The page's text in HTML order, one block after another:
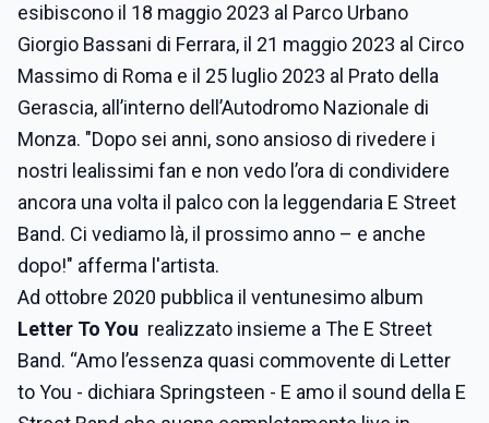
esibiscono il 18 maggio 2023 al Parco Urbano
Giorgio Bassani di Ferrara, il 21 maggio 2023 al Circo
Massimo di Roma e il 25 luglio 2023 al Prato della
Gerascia, all’interno dell’Autodromo Nazionale di
Monza. "Dopo sei anni, sono ansioso di rivedere i
nostri lealissimi fan e non vedo l’ora di condividere
ancora una volta il palco con la leggendaria E Street
Band. Ci vediamo là, il prossimo anno – e anche
dopo!" afferma l'artista.
Ad ottobre 2020 pubblica il ventunesimo album
Letter To You realizzato insieme a The E Street
Band. “Amo l’essenza quasi commovente di Letter
to You - dichiara Springsteen - E amo il sound della E